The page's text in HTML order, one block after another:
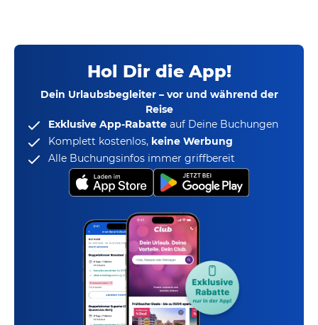
Hol Dir die App!
Dein Urlaubsbegleiter – vor und während der
Reise
Exklusive App-Rabatte auf Deine Buchungen
Komplett kostenlos, keine Werbung
Alle Buchungsinfos immer griffbereit